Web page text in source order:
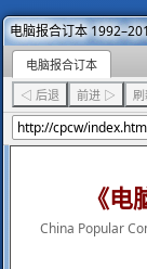
电脑报合订本
电脑报合订本
◁ 后退 前进 ▷ 刷
《
China Popular